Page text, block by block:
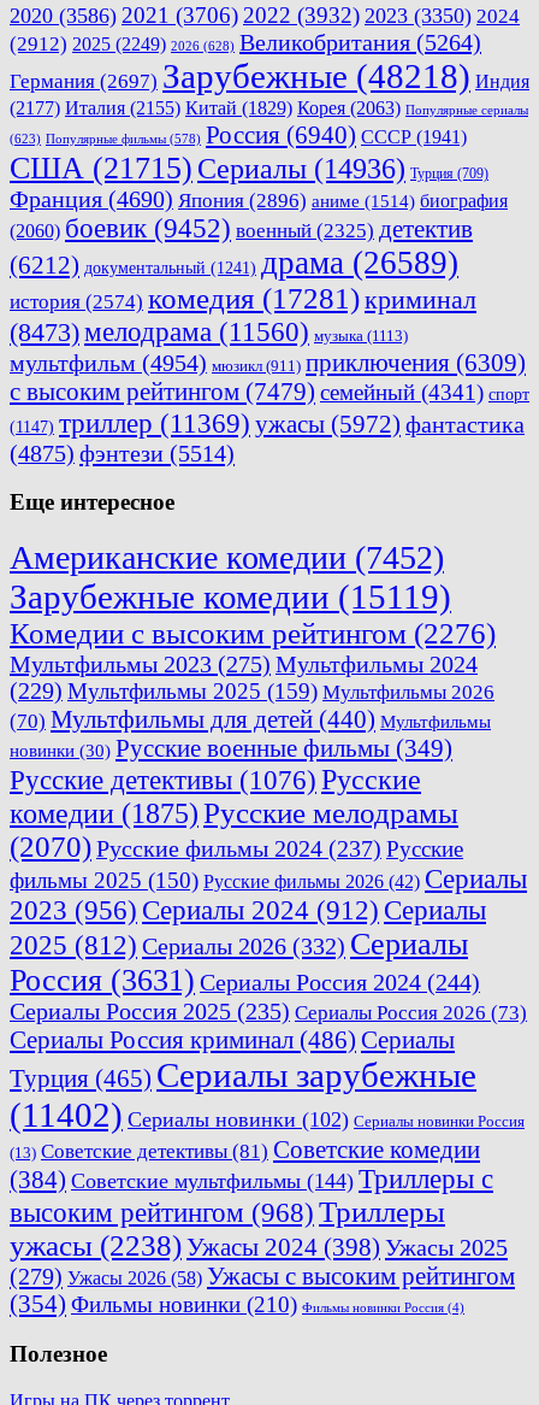
2020 (3586) 2021 (3706) 2022 (3932) 2023 (3350) 2024
(2912) 2025 (2249) 2026 (628) Великобритания (5264)
Германия (2697) Зарубежные (48218) Индия
(2177) Италия (2155) Китай (1829) Корея (2063) Популярные сериалы
(623) Популярные фильмы (578) Россия (6940) СССР (1941)
США (21715) Сериалы (14936) Турция (709)
Франция (4690) Япония (2896) аниме (1514) биография
(2060) боевик (9452) военный (2325) детектив
(6212) документальный (1241) драма (26589)
история (2574) комедия (17281)криминал
(8473)мелодрама (11560) музыка (1113)
мультфильм (4954) мюзикл (911) приключения (6309)
с высоким рейтингом (7479) семейный (4341) спорт
(1147) триллер (11369) ужасы (5972) фантастика
(4875) фэнтези (5514)
Еще интересное
Американские комедии (7452)
Зарубежные комедии (15119)
Комедии с высоким рейтингом (2276)
Мультфильмы 2023 (275) Мультфильмы 2024
(229) Мультфильмы 2025 (159) Мультфильмы 2026
(70) Мультфильмы для детей (440) Мультфильмы
новинки (30) Русские военные фильмы (349)
Русские детективы (1076)Русские
комедии (1875)Русские мелодрамы
(2070)Русские фильмы 2024 (237) Русские
фильмы 2025 (150) Русские фильмы 2026 (42) Сериалы
2023 (956) Сериалы 2024 (912) Сериалы
2025 (812) Сериалы 2026 (332) Сериалы
Россия (3631) Сериалы Россия 2024 (244)
Сериалы Россия 2025 (235) Сериалы Россия 2026 (73)
Сериалы Россия криминал (486) Сериалы
Турция (465) Сериалы зарубежные
(11402) Сериалы новинки (102) Сериалы новинки Россия
(13) Советские детективы (81) Советские комедии
(384) Советские мультфильмы (144) Триллеры с
высоким рейтингом (968) Триллеры
ужасы (2238)Ужасы 2024 (398) Ужасы 2025
(279) Ужасы 2026 (58) Ужасы с высоким рейтингом
(354) Фильмы новинки (210) Фильмы новинки Россия (4)
Полезное
Игры на ПК через торрент